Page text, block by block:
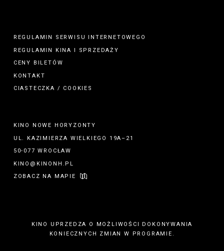
REGULAMIN SERWISU INTERNETOWEGO
REGULAMIN KINA I
SPRZEDAŻY
CENY BILETÓW
KONTAKT
CIASTECZKA / COOKIES
KINO NOWE HORYZONTY
UL. KAZIMIERZA WIELKIEGO 19A–21
50-077 WROCŁAW
KINO@KINONH.PL
ZOBACZ NA MAPIE
KINO UPRZEDZA O MOŻLIWOŚCI DOKONYWANIA
KONIECZNYCH ZMIAN W PROGRAMIE.